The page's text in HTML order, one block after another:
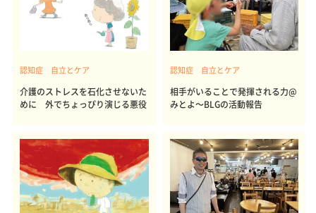
認知症 自立とケア
介護のストレスを石化させないた
めに 外でちょっぴり演じる悪役
認知症 自立とケア
相手がいることで発揮される力@
みとよ～BLGの活動報告